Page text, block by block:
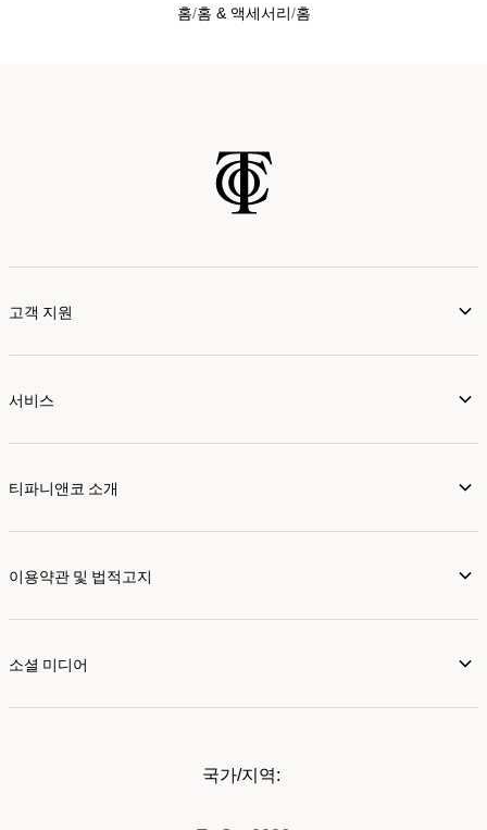
홈 홈 & 액세서리 홈
고객 지원
서비스
티파니앤코 소개
이용약관 및 법적고지
소셜 미디어
국가/지역: